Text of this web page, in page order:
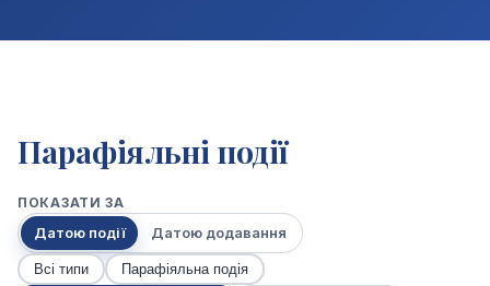
Парафіяльні події
ПОКАЗАТИ ЗА
Датою події Датою додавання
Всі типи
Парафіяльна подія